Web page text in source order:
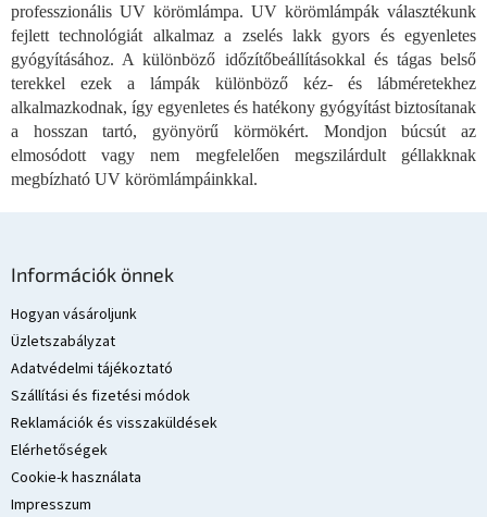
e
m
e
i
professzionális UV körömlámpa. UV körömlámpák választékunk
fejlett technológiát alkalmaz a zselés lakk gyors és egyenletes
gyógyításához. A különböző időzítőbeállításokkal és tágas belső
terekkel ezek a lámpák különböző kéz- és lábméretekhez
alkalmazkodnak, így egyenletes és hatékony gyógyítást biztosítanak
a hosszan tartó, gyönyörű körmökért. Mondjon búcsút az
elmosódott vagy nem megfelelően megszilárdult géllakknak
megbízható UV körömlámpáinkkal.
Információk önnek
Hogyan vásároljunk
Üzletszabályzat
Adatvédelmi tájékoztató
Szállítási és fizetési módok
Reklamációk és visszaküldések
Elérhetőségek
Cookie-k használata
Impresszum